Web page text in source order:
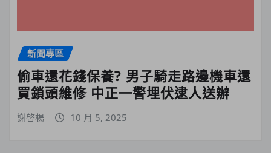
新聞專區
偷車還花錢保養? 男子騎走路邊機車還
買鎖頭維修 中正一警埋伏逮人送辦
謝啓楊 10 月 5, 2025